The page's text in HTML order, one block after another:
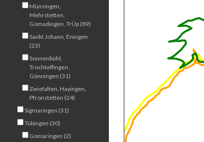
Münsingen,
Mehrstetten,
Gomadingen, TrÜp (89)
Sankt Johann, Eningen
(23)
Sonnenbühl,
Trochtelfingen,
Gönningen (31)
Zwiefalten, Hayingen,
Pfronstetten (24)
Sigmaringen (31)
Tübingen (30)
Gomaringen (2)